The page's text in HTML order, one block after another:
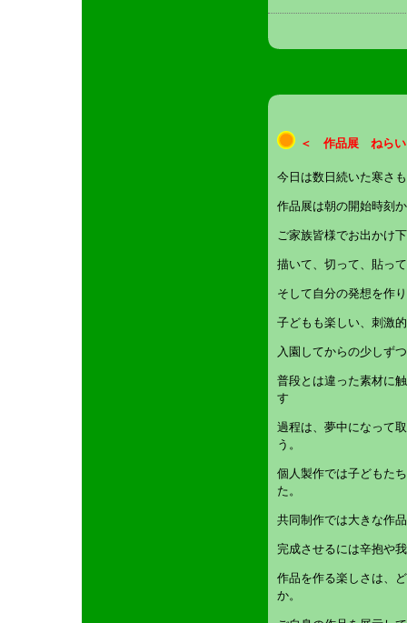
＜ 作品展 ねら
今日は数日続いた寒さ
作品展は朝の開始時刻
ご家族皆様でお出かけ
描いて、切って、貼っ
そして自分の発想を作
子どもも楽しい、刺激
入園してからの少しず
普段とは違った素材に
す
過程は、夢中になって
う。
個人製作では子どもた
た。
共同制作では大きな作
完成させるには辛抱や
作品を作る楽しさは、
か。